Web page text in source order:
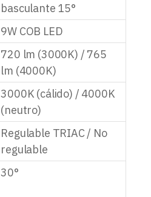
basculante 15°
9W COB LED
720 lm (3000K) / 765
lm (4000K)
3000K (cálido) / 4000K
(neutro)
Regulable TRIAC / No
regulable
30°